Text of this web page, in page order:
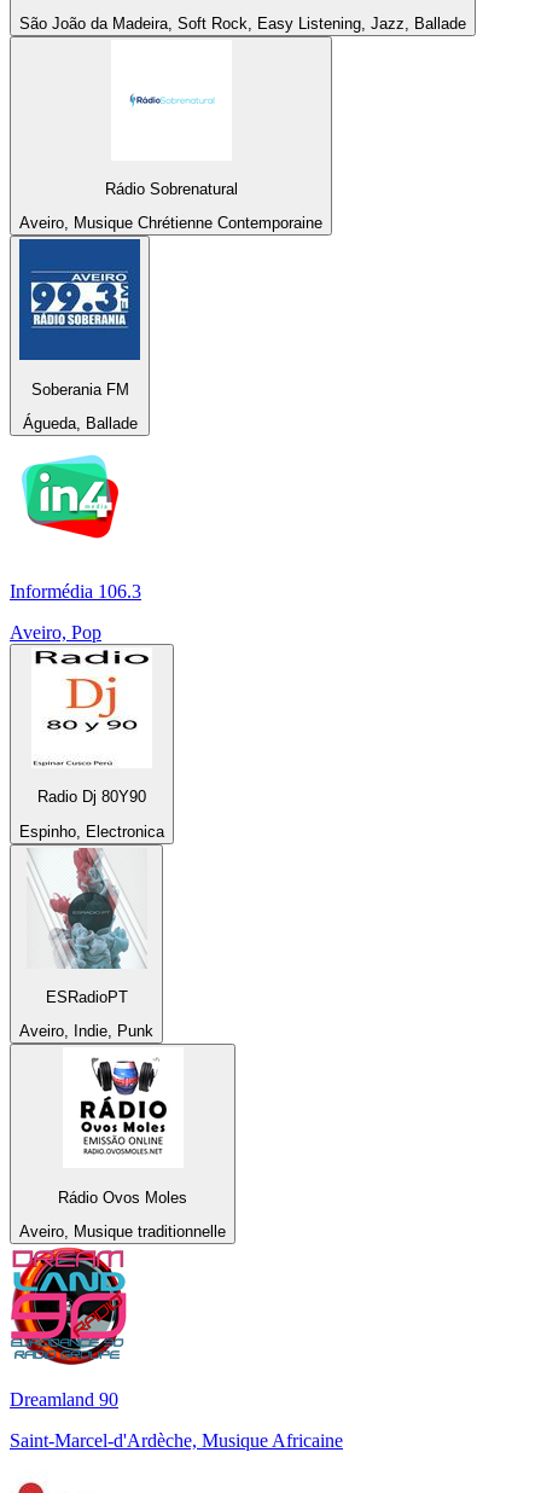
São João da Madeira, Soft Rock, Easy Listening, Jazz, Ballade
Rádio Sobrenatural
Aveiro, Musique Chrétienne Contemporaine
Soberania FM
Águeda, Ballade
Informédia 106.3
Aveiro, Pop
Radio Dj 80Y90
Espinho, Electronica
ESRadioPT
Aveiro, Indie, Punk
Rádio Ovos Moles
Aveiro, Musique traditionnelle
Dreamland 90
Saint-Marcel-d'Ardèche, Musique Africaine